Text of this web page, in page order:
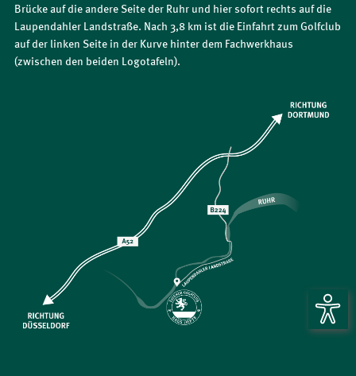
Brücke auf die andere Seite der Ruhr und hier sofort rechts auf die
Laupendahler Landstraße. Nach 3,8 km ist die Einfahrt zum Golfclub
auf der linken Seite in der Kurve hinter dem Fachwerkhaus
(zwischen den beiden Logotafeln).